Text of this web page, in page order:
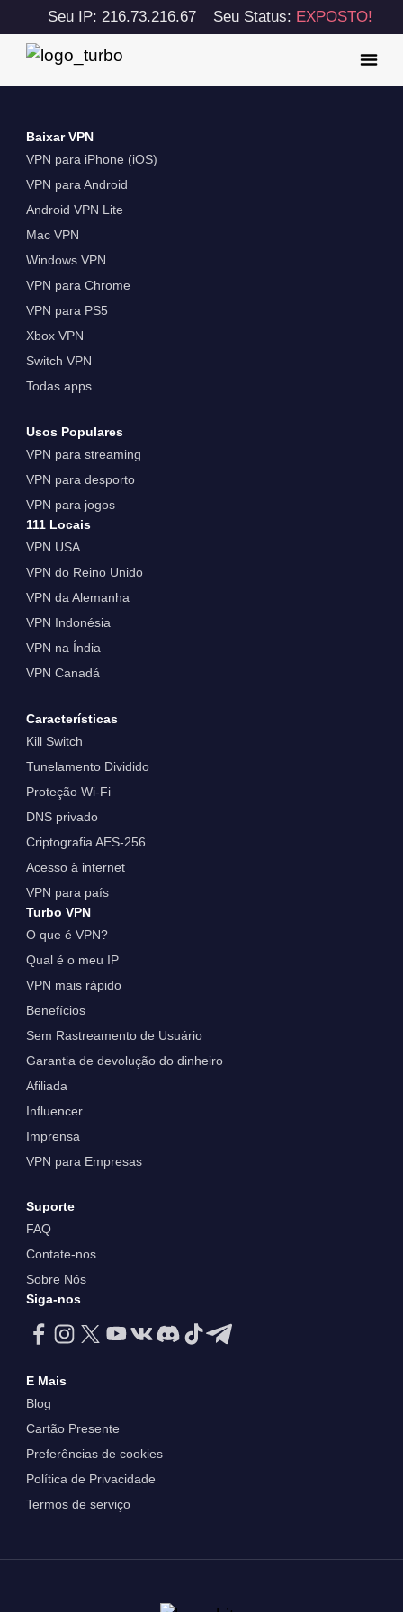
Seu IP: 216.73.216.67 Seu Status: EXPOSTO!
Baixar VPN
VPN para iPhone (iOS)
VPN para Android
Android VPN Lite
Mac VPN
Windows VPN
VPN para Chrome
VPN para PS5
Xbox VPN
Switch VPN
Todas apps
Usos Populares
VPN para streaming
VPN para desporto
VPN para jogos
111 Locais
VPN USA
VPN do Reino Unido
VPN da Alemanha
VPN Indonésia
VPN na Índia
VPN Canadá
Características
Kill Switch
Tunelamento Dividido
Proteção Wi-Fi
DNS privado
Criptografia AES-256
Acesso à internet
VPN para país
Turbo VPN
O que é VPN?
Qual é o meu IP
VPN mais rápido
Benefícios
Sem Rastreamento de Usuário
Garantia de devolução do dinheiro
Afiliada
Influencer
Imprensa
VPN para Empresas
Suporte
FAQ
Contate-nos
Sobre Nós
Siga-nos
E Mais
Blog
Cartão Presente
Preferências de cookies
Política de Privacidade
Termos de serviço